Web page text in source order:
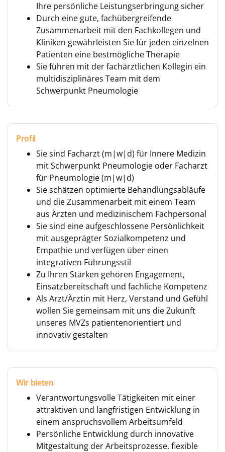
Ihre persönliche Leistungserbringung sicher
Durch eine gute, fachübergreifende
Zusammenarbeit mit den Fachkollegen und
Kliniken gewährleisten Sie für jeden einzelnen
Patienten eine bestmögliche Therapie
Sie führen mit der fachärztlichen Kollegin ein
multidisziplinäres Team mit dem
Schwerpunkt Pneumologie
Profil
Sie sind Facharzt (m|w|d) für Innere Medizin
mit Schwerpunkt Pneumologie oder Facharzt
für Pneumologie (m|w|d)
Sie schätzen optimierte Behandlungsabläufe
und die Zusammenarbeit mit einem Team
aus Ärzten und medizinischem Fachpersonal
Sie sind eine aufgeschlossene Persönlichkeit
mit ausgeprägter Sozialkompetenz und
Empathie und verfügen über einen
integrativen Führungsstil
Zu Ihren Stärken gehören Engagement,
Einsatzbereitschaft und fachliche Kompetenz
Als Arzt/Ärztin mit Herz, Verstand und Gefühl
wollen Sie gemeinsam mit uns die Zukunft
unseres MVZs patientenorientiert und
innovativ gestalten
Wir bieten
Verantwortungsvolle Tätigkeiten mit einer
attraktiven und langfristigen Entwicklung in
einem anspruchsvollem Arbeitsumfeld
Persönliche Entwicklung durch innovative
Mitgestaltung der Arbeitsprozesse, flexible